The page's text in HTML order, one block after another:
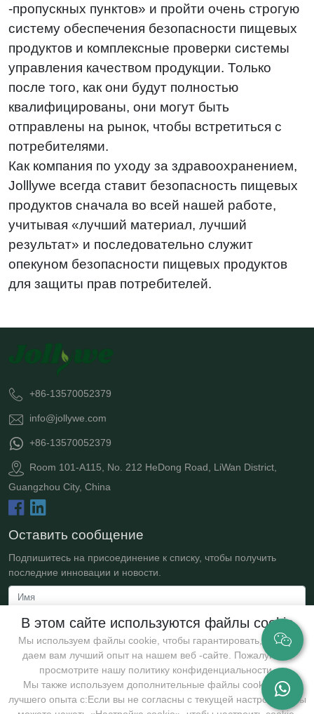
-пропускных пунктов» и пройти очень строгую
систему обеспечения безопасности пищевых
продуктов и комплексные проверки системы
управления качеством продукции. Только
после того, как они будут полностью
квалифицированы, они могут быть
отправлены на рынок, чтобы встретиться с
потребителями.
Как компания по уходу за здравоохранением,
Jolllywe всегда ставит безопасность пищевых
продуктов сначала во всей нашей работе,
учитывая «лучший материал, лучший
результат» и последовательно служит
опекуном безопасности пищевых продуктов
для защиты прав потребителей.
В этом сайте используются файлы cookie
Мы используем файлы cookie, чтобы гарантировать, что мы
даем вам лучший опыт на нашем веб -сайте. Пожалуйста,
просмотрите нашу политику конфиденциальности.
Мы также используем дополнительные файлы cookie для
лучшего опыта с:Если вы не согласны с текущей настройкой, вы
+86-13570052379
info@jollywe.com
+86-13570052379
Room 101-A115, No. 212 HeDong Road, LiWan District,
Guangzhou City, China
Оставить сообщение
Подпишитесь на присоединение к списку, чтобы получить
последние инновации и новости.